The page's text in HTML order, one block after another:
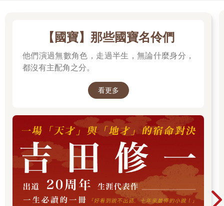
【國寶】那些國寶名伶們
他們演過無數角色，走過半生，無論什麼身分，
都沒有主配角之分。
看更多